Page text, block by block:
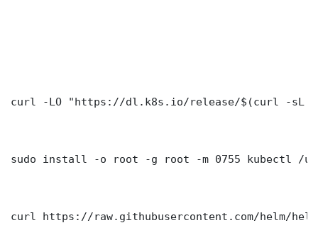
curl -LO "https://dl.k8s.io/release/$(curl -sL
sudo install -o root -g root -m 0755 kubectl /
curl https://raw.githubusercontent.com/helm/